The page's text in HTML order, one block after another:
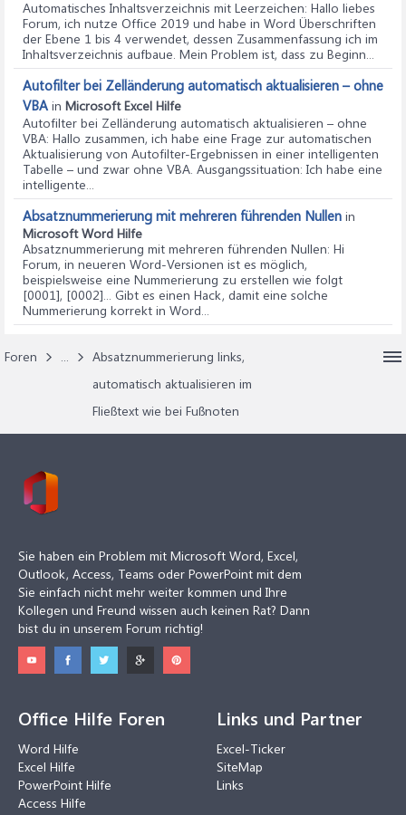
Automatisches Inhaltsverzeichnis mit Leerzeichen: Hallo liebes
Forum, ich nutze Office 2019 und habe in Word Überschriften
der Ebene 1 bis 4 verwendet, dessen Zusammenfassung ich im
Inhaltsverzeichnis aufbaue. Mein Problem ist, dass zu Beginn...
Autofilter bei Zelländerung automatisch aktualisieren – ohne
VBA in Microsoft Excel Hilfe
Autofilter bei Zelländerung automatisch aktualisieren – ohne
VBA: Hallo zusammen, ich habe eine Frage zur automatischen
Aktualisierung von Autofilter-Ergebnissen in einer intelligenten
Tabelle – und zwar ohne VBA. Ausgangssituation: Ich habe eine
intelligente...
Absatznummerierung mit mehreren führenden Nullen in
Microsoft Word Hilfe
Absatznummerierung mit mehreren führenden Nullen: Hi
Forum, in neueren Word-Versionen ist es möglich,
beispielsweise eine Nummerierung zu erstellen wie folgt
[0001], [0002]... Gibt es einen Hack, damit eine solche
Nummerierung korrekt in Word...
Foren ...
Absatznummerierung links,
automatisch aktualisieren im
Fließtext wie bei Fußnoten
Sie haben ein Problem mit Microsoft Word, Excel,
Outlook, Access, Teams oder PowerPoint mit dem
Sie einfach nicht mehr weiter kommen und Ihre
Kollegen und Freund wissen auch keinen Rat? Dann
bist du in unserem Forum richtig!
Office Hilfe Foren
Word Hilfe
Excel Hilfe
PowerPoint Hilfe
Access Hilfe
Links und Partner
Excel-Ticker
SiteMap
Links